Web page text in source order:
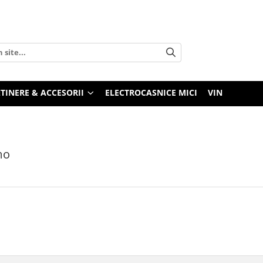
& ACCESORII ELECTROCASNICE MICI VIN